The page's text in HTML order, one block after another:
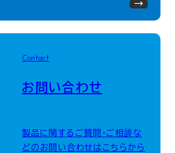
Contact
お問い合わせ
製品に関するご質問・ご相談な
どのお問い合わせはこちらから